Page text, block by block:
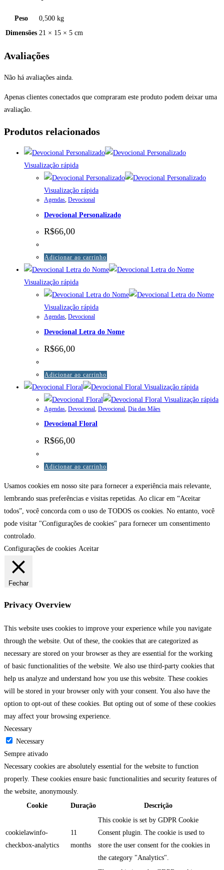
Peso
0,500 kg
Dimensões 21 × 15 × 5 cm
Avaliações
Não há avaliações ainda.
Apenas clientes conectados que compraram este produto podem deixar uma
avaliação.
Produtos relacionados
Visualização rápida
Visualização rápida
Agendas, Devocional
Devocional Personalizado
R$66,00
Adicionar ao carrinho
Visualização rápida
Visualização rápida
Agendas, Devocional
Devocional Letra do Nome
R$66,00
Adicionar ao carrinho
Visualização rápida
Visualização rápida
Agendas Devocional Devocional Dia das Mães
Devocional Floral
R$66,00
Adicionar ao carrinho
Usamos cookies em nosso site para fornecer a experiência mais relevante,
lembrando suas preferências e visitas repetidas. Ao clicar em “Aceitar
todos”, você concorda com o uso de TODOS os cookies. No entanto, você
pode visitar "Configurações de cookies" para fornecer um consentimento
controlado.
Configurações de cookies Aceitar
Fechar
Privacy Overview
This website uses cookies to improve your experience while you navigate
through the website. Out of these, the cookies that are categorized as
necessary are stored on your browser as they are essential for the working
of basic functionalities of the website. We also use third-party cookies that
help us analyze and understand how you use this website. These cookies
will be stored in your browser only with your consent. You also have the
option to opt-out of these cookies. But opting out of some of these cookies
may affect your browsing experience.
Necessary
Necessary
Sempre ativado
Necessary cookies are absolutely essential for the website to function
properly. These cookies ensure basic functionalities and security features of
the website, anonymously.
Cookie
Duração Descrição
cookielawinfo-
checkbox-analytics
11
months
This cookie is set by GDPR Cookie
Consent plugin. The cookie is used to
store the user consent for the cookies in
the category "Analytics".